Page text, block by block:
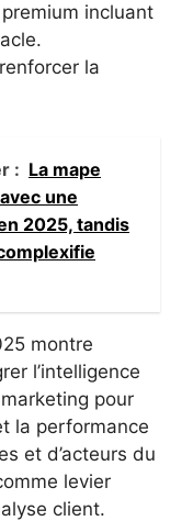
incluant
la
: La mape
une
2025, tandis
montre
l’intelligence
pour
la performance
et d’acteurs du
levier
client.